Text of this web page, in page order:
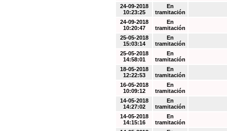
24-09-2018
10:23:25
En
tramitación
24-09-2018
10:20:47
En
tramitación
25-05-2018
15:03:14
En
tramitación
25-05-2018
14:58:01
En
tramitación
18-05-2018
12:22:53
En
tramitación
16-05-2018
10:09:12
En
tramitación
14-05-2018
14:27:02
En
tramitación
14-05-2018
14:15:16
En
tramitación